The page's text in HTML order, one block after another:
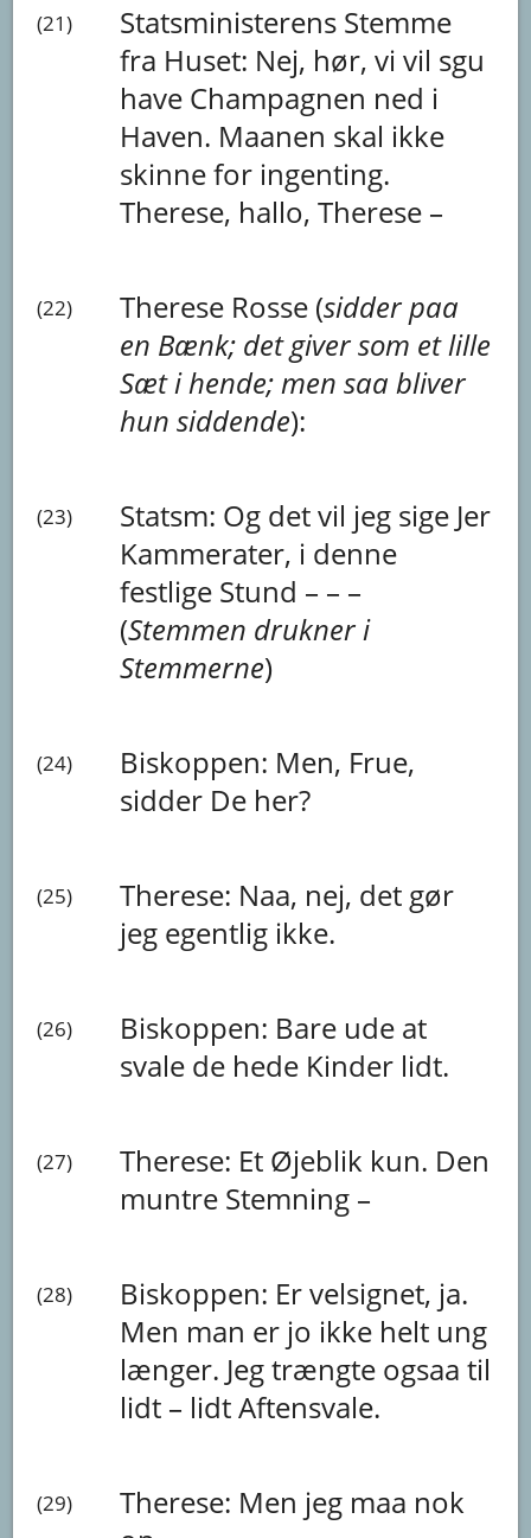
(21)
Statsministerens Stemme
fra Huset: Nej, hør,vivil sgu
have Champagnen ned i
Haven. Maanen skal ikke
skinnefor ingenting.
Therese, hallo,Therese –
(22) Therese Rosse (sidderpaa
en Bænk; detgiversom etlille
Sætihende;mensaabliver
hunsiddende):
(23) Statsm: Og detvil jeg sige Jer
Kammerater, i denne
festlige Stund – – –
(Stemmen drukneri
Stemmerne)
(24) Biskoppen: Men, Frue,
sidder De her?
(25) Therese: Naa, nej, det gør
jeg egentlig ikke.
(26) Biskoppen: Bare ude at
svale de hede Kinder lidt.
(27) Therese: Et Øjeblik kun. Den
muntre Stemning –
(28) Biskoppen: Ervelsignet, ja.
Men man er jo ikke helt ung
længer. Jegtrængte ogsaatil
lidt – lidtAftensvale.
(29) Therese: Men jeg maa nok